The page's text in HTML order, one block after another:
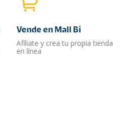
Vende en Mall Bi
Afíliate y crea tu propia tienda
en línea